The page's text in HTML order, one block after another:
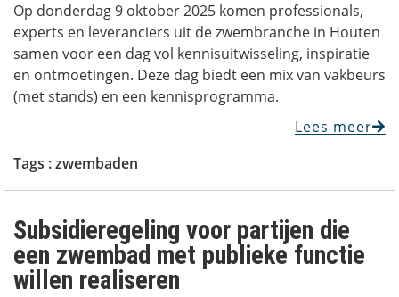
Op donderdag 9 oktober 2025 komen professionals,
experts en leveranciers uit de zwembranche in Houten
samen voor een dag vol kennisuitwisseling, inspiratie
en ontmoetingen. Deze dag biedt een mix van vakbeurs
(met stands) en een kennisprogramma.
Lees meer
Tags :zwembaden
Subsidieregeling voor partijen die
een zwembad met publieke functie
willen realiseren